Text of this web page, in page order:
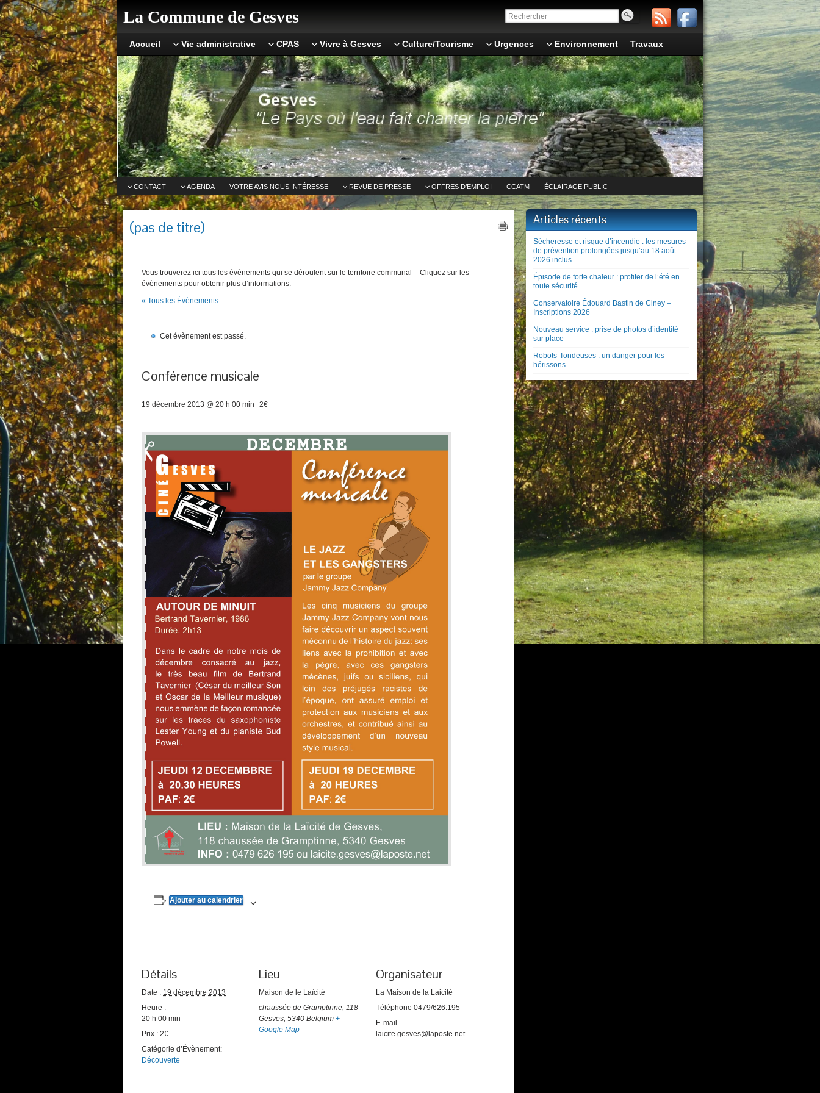
La Commune de Gesves
Accueil Vie administrative CPAS Vivre à Gesves Culture/Tourisme Urgences Environnement Travaux
CONTACT AGENDA VOTRE AVIS NOUS INTÉRESSE REVUE DE PRESSE OFFRES D’EMPLOI CCATM ÉCLAIRAGE PUBLIC
(pas de titre)
Vous trouverez ici tous les évènements qui se déroulent sur le territoire communal – Cliquez sur les
évènements pour obtenir plus d’informations.
« Tous les Évènements
Cet évènement est passé.
Conférence musicale
19 décembre 2013 @ 20 h 00 min 2€
Ajouter au calendrier
Détails
Date : 19 décembre 2013
Heure :
20 h 00 min
Prix : 2€
Catégorie d’Évènement:
Découverte
Lieu
Maison de le Laïcité
chaussée de Gramptinne, 118
Gesves, 5340 Belgium +
Google Map
Organisateur
La Maison de la Laicité
Téléphone 0479/626.195
E-mail
laicite.gesves@laposte.net
Articles récents
Sécheresse et risque d’incendie : les mesures
de prévention prolongées jusqu’au 18 août
2026 inclus
Épisode de forte chaleur : profiter de l’été en
toute sécurité
Conservatoire Édouard Bastin de Ciney –
Inscriptions 2026
Nouveau service : prise de photos d’identité
sur place
Robots-Tondeuses : un danger pour les
hérissons